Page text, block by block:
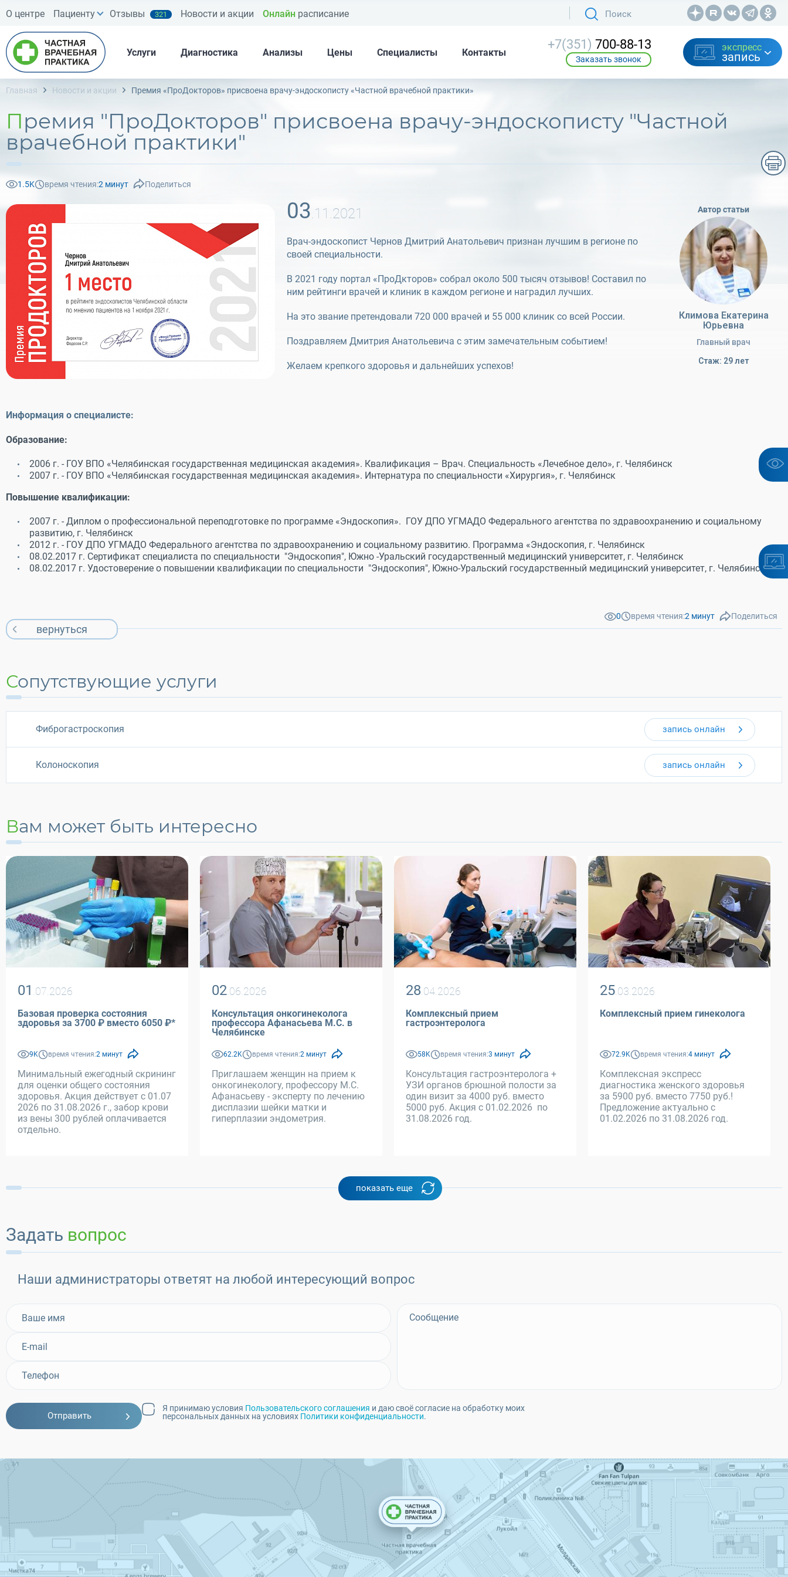
О центре Пациенту Отзывы 321 Новости и акции Онлайн расписание
Услуги Диагностика Анализы Цены Специалисты Контакты
+7(351) 700-88-13
Заказать звонок
экспресс
запись
Главная Новости и акции Премия «ПроДокторов» присвоена врачу-эндоскописту «Частной врачебной практики»
Премия "ПроДокторов" присвоена врачу-эндоскописту "Частной
врачебной практики"
1.5K время чтения:2 минут Поделиться
Автор статьи
Климова Екатерина
Юрьевна
Главный врач
Стаж: 29 лет
03.11.2021
Врач-эндоскопист Чернов Дмитрий Анатольевич признан лучшим в регионе по
своей специальности.
В 2021 году портал «ПроДкторов» собрал около 500 тысяч отзывов! Составил по
ним рейтинги врачей и клиник в каждом регионе и наградил лучших.
На это звание претендовали 720 000 врачей и 55 000 клиник со всей России.
Поздравляем Дмитрия Анатольевича с этим замечательным событием!
Желаем крепкого здоровья и дальнейших успехов!
Информация о специалисте:
Образование:
2006 г. - ГОУ ВПО «Челябинская государственная медицинская академия». Квалификация – Врач. Специальность «Лечебное дело», г. Челябинск
2007 г. - ГОУ ВПО «Челябинская государственная медицинская академия». Интернатура по специальности «Хирургия», г. Челябинск
Повышение квалификации:
2007 г. - Диплом о профессиональной переподготовке по программе «Эндоскопия». ГОУ ДПО УГМАДО Федерального агентства по здравоохранению и социальному
развитию, г. Челябинск
2012 г. - ГОУ ДПО УГМАДО Федерального агентства по здравоохранению и социальному развитию. Программа «Эндоскопия, г. Челябинск
08.02.2017 г. Сертификат специалиста по специальности "Эндоскопия", Южно -Уральский государственный медицинский университет, г. Челябинск
08.02.2017 г. Удостоверение о повышении квалификации по специальности "Эндоскопия", Южно-Уральский государственный медицинский университет, г. Челябинск
вернуться
0 время чтения:2 минут Поделиться
Сопутствующие услуги
Фиброгастроскопия запись онлайн
Колоноскопия запись онлайн
Вам может быть интересно
01 .07.2026
Базовая проверка состояния
здоровья за 3700 ₽ вместо 6050 ₽*
9K время чтения:2 минут
Минимальный ежегодный скрининг
для оценки общего состояния
здоровья. Акция действует с 01.07
2026 по 31.08.2026 г., забор крови
из вены 300 рублей оплачивается
отдельно.
02 .06.2026
Консультация онкогинеколога
профессора Афанасьева М.С. в
Челябинске
62.2K время чтения:2 минут
Приглашаем женщин на прием к
онкогинекологу, профессору М.С.
Афанасьеву - эксперту по лечению
дисплазии шейки матки и
гиперплазии эндометрия.
28 .04.2026
Комплексный прием
гастроэнтеролога
58K время чтения:3 минут
Консультация гастроэнтеролога +
УЗИ органов брюшной полости за
один визит за 4000 руб. вместо
5000 руб. Акция с 01.02.2026 по
31.08.2026 год.
25 .03.2026
Комплексный прием гинеколога
72.9K время чтения:4 минут
Комплексная экспресс
диагностика женского здоровья
за 5900 руб. вместо 7750 руб.!
Предложение актуально с
01.02.2026 по 31.08.2026 год.
показать еще
Задать вопрос
Наши администраторы ответят на любой интересующий вопрос
Отправить
Я принимаю условия Пользовательского соглашения и даю своё согласие на обработку моих
персональных данных на условиях Политики конфиденциальности.